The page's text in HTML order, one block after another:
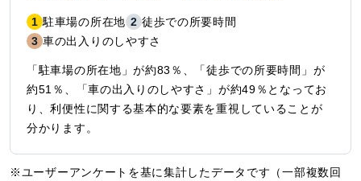
1 駐車場の所在地 2 徒歩での所要時間
3 車の出入りのしやすさ
「駐車場の所在地」が約83％、「徒歩での所要時間」が
約51％、「車の出入りのしやすさ」が約49％となってお
り、利便性に関する基本的な要素を重視していることが
分かります。
※ユーザーアンケートを基に集計したデータです（一部複数回